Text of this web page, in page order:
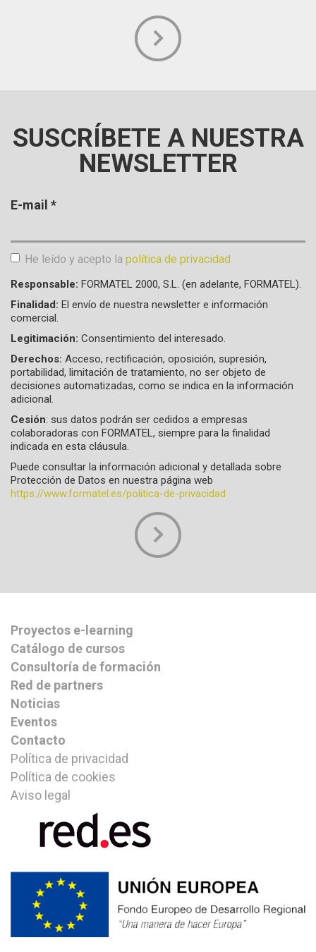
Aceptación de condiciones
SUSCRÍBETE A NUESTRA
NEWSLETTER
E-mail *
He leído y acepto la política de privacidad
Aceptación de condiciones
Responsable: FORMATEL 2000, S.L. (en adelante, FORMATEL).
Finalidad: El envío de nuestra newsletter e información
comercial.
Legitimación: Consentimiento del interesado.
Derechos: Acceso, rectificación, oposición, supresión,
portabilidad, limitación de tratamiento, no ser objeto de
decisiones automatizadas, como se indica en la información
adicional.
Cesión: sus datos podrán ser cedidos a empresas
colaboradoras con FORMATEL, siempre para la finalidad
indicada en esta cláusula.
Puede consultar la información adicional y detallada sobre
Protección de Datos en nuestra página web
https://www.formatel.es/politica-de-privacidad
Proyectos e-learning
Catálogo de cursos
Consultoría de formación
Red de partners
Noticias
Eventos
Contacto
Política de privacidad
Política de cookies
Aviso legal